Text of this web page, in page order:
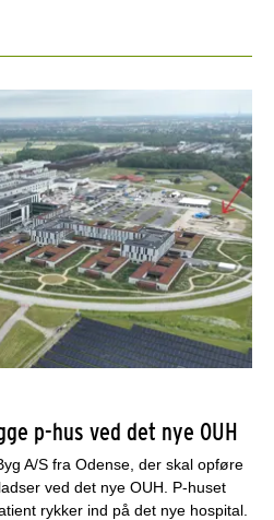
p-hus ved det nye OUH
A/S fra Odense, der skal opføre
ved det nye OUH. P-huset
rykker ind på det nye hospital.